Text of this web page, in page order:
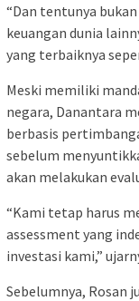
“Dan tentunya
keuangan dunia
yang terbaiknya
Meski memiliki
negara, Danantara
berbasis
sebelum
akan melakukan
“Kami tetap harus
assessment yang
investasi kami,”
Sebelumnya, Rosan